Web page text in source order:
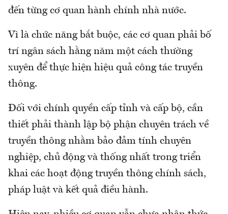
đến từng cơ quan hành chính nhà nước.
Vì là chức năng bắt buộc, các cơ quan phải bố
trí ngân sách hằng năm một cách thường
xuyên để thực hiện hiệu quả công tác truyền
thông.
Đối với chính quyền cấp tỉnh và cấp bộ, cần
thiết phải thành lập bộ phận chuyên trách về
truyền thông nhằm bảo đảm tính chuyên
nghiệp, chủ động và thống nhất trong triển
khai các hoạt động truyền thông chính sách,
pháp luật và kết quả điều hành.